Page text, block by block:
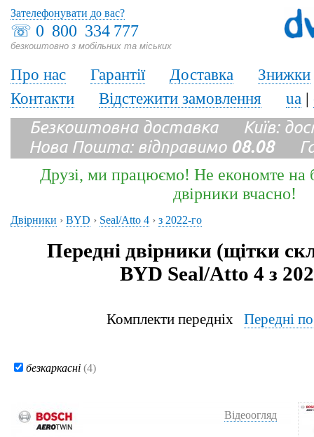
☏ 0 800 334 777
безкоштовно з мобільних та міських
Зателефонувати до вас?
Про нас Гарантії Доставка
Знижки
Контакти
Відстежити замовлення ua |
Безкоштовна доставка Київ:
Нова Пошта: відправимо 08.08
Друзі, ми працюємо! Не економте на
двірники вчасно!
Двірники › BYD › Seal/Atto 4 › з 2022-го
Передні двірники (щітки
BYD Seal/Atto 4 з
Комплекти передніх Передні
безкаркасні (4)
Відеоогляд